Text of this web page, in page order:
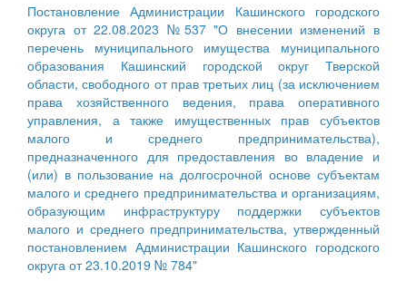
Постановление Администрации Кашинского городского
округа от 22.08.2023 №537 "О внесении изменений в
перечень муниципального имущества муниципального
образования Кашинский городской округ Тверской
области, свободного от прав третьих лиц (за исключением
права хозяйственного ведения, права оперативного
управления, а также имущественных прав субъектов
малого и среднего предпринимательства),
предназначенного для предоставления во владение и
(или) в пользование на долгосрочной основе субъектам
малого и среднего предпринимательства и организациям,
образующим инфраструктуру поддержки субъектов
малого и среднего предпринимательства, утвержденный
постановлением Администрации Кашинского городского
округа от 23.10.2019 № 784"